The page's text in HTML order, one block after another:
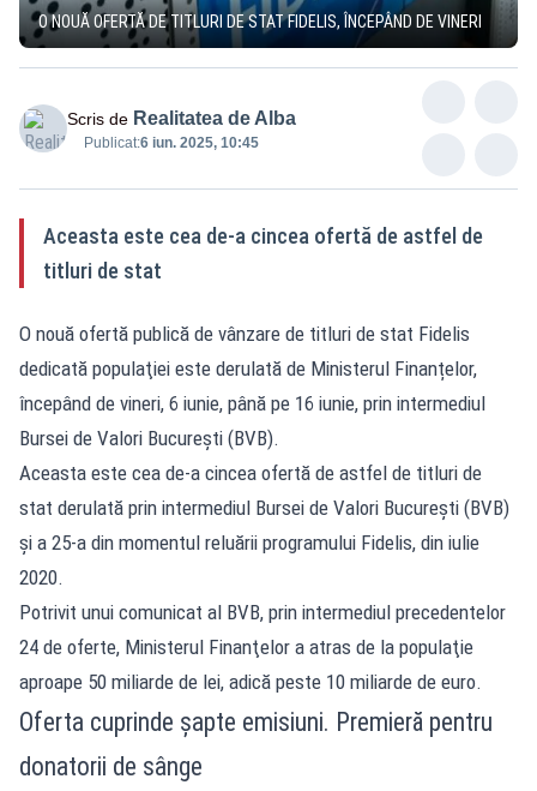
O NOUĂ OFERTĂ DE TITLURI DE STAT FIDELIS, ÎNCEPÂND DE VINERI
Scris de Realitatea de Alba
Publicat:6 iun. 2025, 10:45
Aceasta este cea de-a cincea ofertă de astfel de
titluri de stat
O nouă ofertă publică de vânzare de titluri de stat Fidelis
dedicată populaţiei este derulată de Ministerul Finanțelor,
începând de vineri, 6 iunie, până pe 16 iunie, prin intermediul
Bursei de Valori Bucureşti (BVB).
Aceasta este cea de-a cincea ofertă de astfel de titluri de
stat derulată prin intermediul Bursei de Valori Bucureşti (BVB)
şi a 25-a din momentul reluării programului Fidelis, din iulie
2020.
Potrivit unui comunicat al BVB, prin intermediul precedentelor
24 de oferte, Ministerul Finanţelor a atras de la populaţie
aproape 50 miliarde de lei, adică peste 10 miliarde de euro.
Oferta cuprinde șapte emisiuni. Premieră pentru
donatorii de sânge